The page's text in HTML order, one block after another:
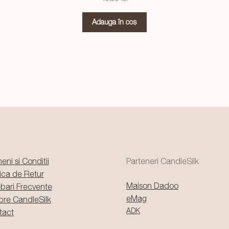
Adaugă în coș
si Conditii
de Retur
Frecvente
CandleSilk
Parteneri CandleSilk
Maison Dadoo
eMag
ADK